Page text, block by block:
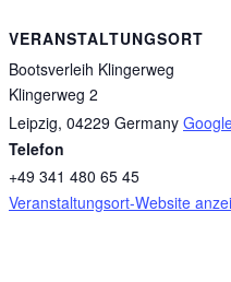
VERANSTALTUNGSORT
Bootsverleih Klingerweg
Klingerweg 2
Leipzig, 04229 Germany
Telefon
+49 341 480 65 45
Veranstaltungsort-Website